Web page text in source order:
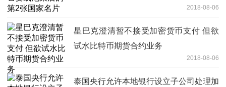
2018-08-06
星巴克澄清暂不接受加密货币支付 但欲
试水比特币期货合约业务
2018-08-06
泰国央行允许本地银行设立子公司处理加